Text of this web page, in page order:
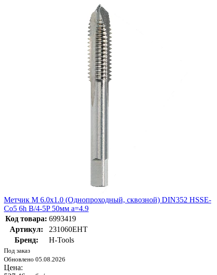
Метчик М 6.0х1.0 (Однопроходный, сквозной) DIN352 HSSE-
Co5 6h B/4-5P 50мм a=4.9
Код товара: 6993419
Артикул:
231060EHT
Бренд:
H-Tools
Под заказ
Обновлено 05.08.2026
Цена: